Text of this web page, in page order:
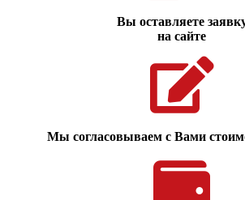
Вы оставляете
на сайте
Мы согласовываем с Вами